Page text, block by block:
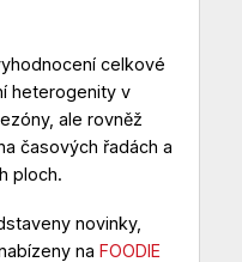
celkové
heterogenity v
ale rovněž
časových řadách a
ploch.
novinky,
na FOODIE